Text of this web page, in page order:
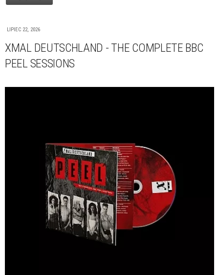
LIPIEC 22, 2026
XMAL DEUTSCHLAND - THE COMPLETE BBC
PEEL SESSIONS